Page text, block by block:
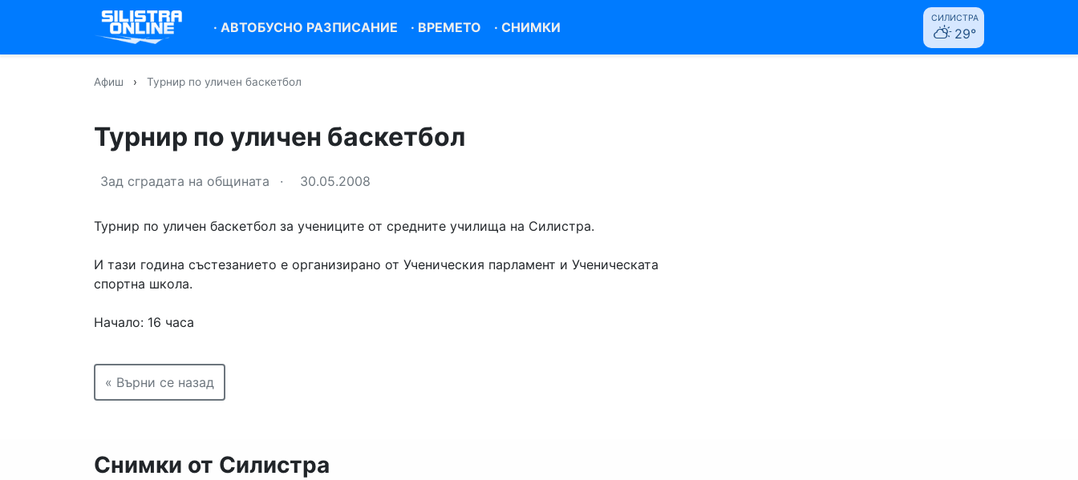
·АВТОБУСНО РАЗПИСАНИЕ · ВРЕМЕТО ·СНИМКИ
СИЛИСТРА
29°
Афиш › Турнир по уличен баскетбол
Турнир по уличен баскетбол
Зад сградата на общината · 30.05.2008
Турнир по уличен баскетбол за учениците от средните училища на Силистра.
И тази година състезанието е организирано от Ученическия парламент и Ученическата
спортна школа.
Начало: 16 часа
« Върни се назад
Снимки от Силистра